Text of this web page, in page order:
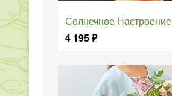
Солнечное Настроение
4 195₽